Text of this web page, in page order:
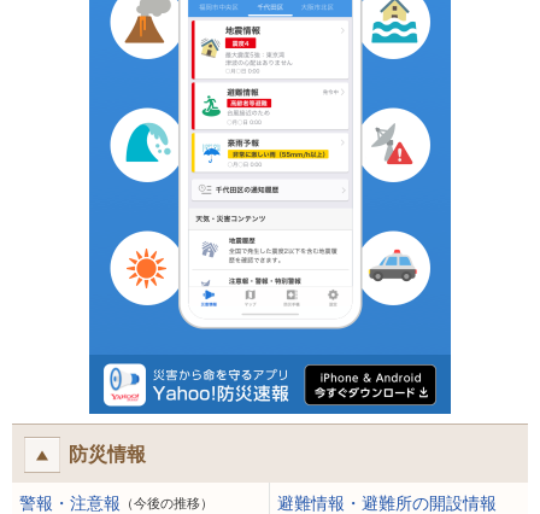
防災情報
警報・注意報 （今後の推移） 避難情報・避難所の開設情報